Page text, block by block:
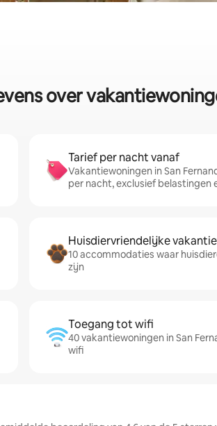
over
Tarief per nacht vanaf
Vakantiewoningen in San
per nacht, exclusief belastingen
Huisdiervriendelijke
10 accommodaties waar
zijn
Toegang tot wifi
40 vakantiewoningen in San
wifi